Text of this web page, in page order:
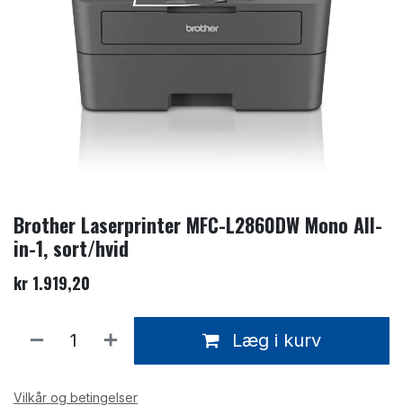
Brother Laserprinter MFC-L2860DW Mono All-
in-1, sort/hvid
kr 1.919,20
Læg i kurv
Vilkår og betingelser